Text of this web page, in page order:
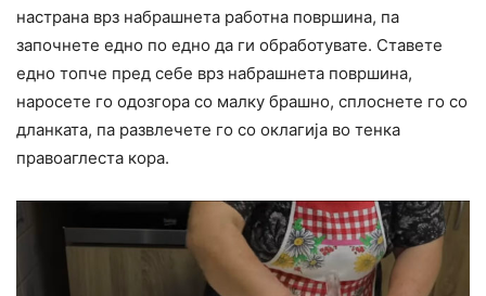
настрана врз набрашнета работна површина, па
започнете едно по едно да ги обработувате. Ставете
едно топче пред себе врз набрашнета површина,
наросете го одозгора со малку брашно, сплоснете го со
дланката, па развлечете го со оклагија во тенка
правоаглеста кора.